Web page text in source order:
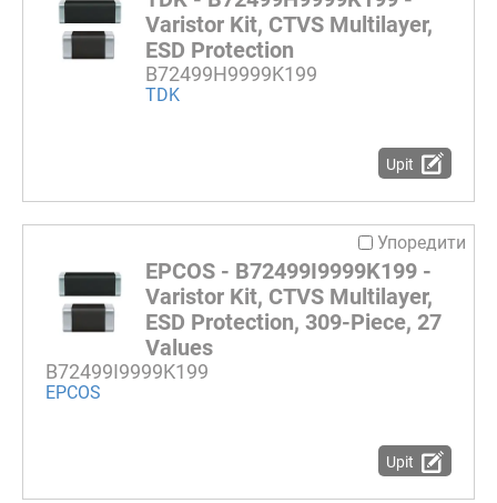
Varistor Kit, CTVS Multilayer,
ESD Protection
B72499H9999K199
TDK
Upit
Упоредити
EPCOS - B72499I9999K199 -
Varistor Kit, CTVS Multilayer,
ESD Protection, 309-Piece, 27
Values
B72499I9999K199
EPCOS
Upit